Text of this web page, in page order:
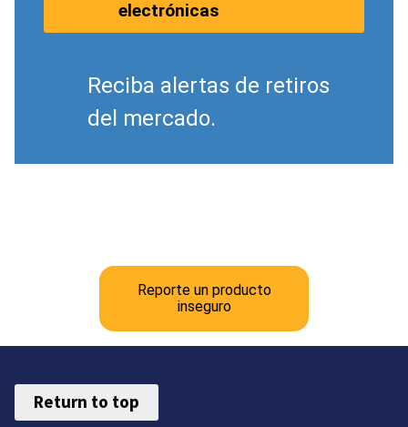
electrónicas
Reciba alertas de retiros
del mercado.
Reporte un producto
inseguro
Return to top